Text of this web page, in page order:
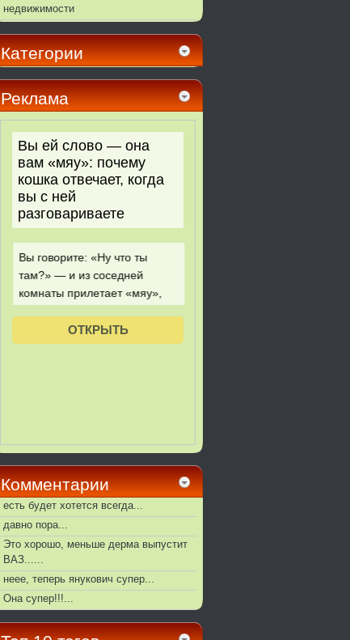
недвижимости
Категории
Реклама
Комментарии
есть будет хотется всегда...
давно пора...
Это хорошо, меньше дерма выпустит
ВАЗ......
неее, теперь янукович супер...
Она супер!!!...